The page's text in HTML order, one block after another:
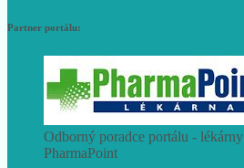
Partner portálu:
Odborný poradce portálu - lékárny
PharmaPoint